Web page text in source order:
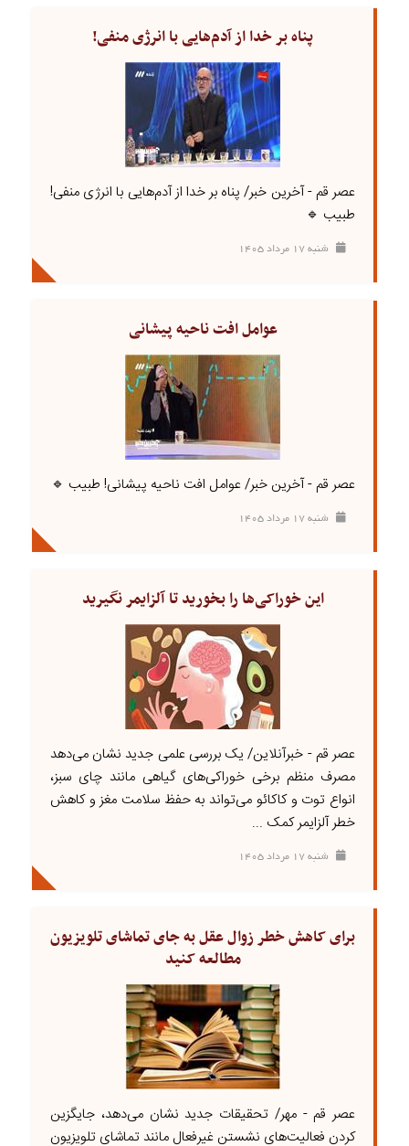
پناه بر خدا از آدم‌هایی با انرژی منفی!
عصر قم - آخرین خبر/ پناه بر خدا از آدم‌هایی با انرژی منفی!
طبیب 🔹
شنبه ۱۷ مرداد ۱۴۰۵
عوامل افت ناحیه پیشانی
عصر قم - آخرین خبر/ عوامل افت ناحیه پیشانی! طبیب 🔹
شنبه ۱۷ مرداد ۱۴۰۵
این خوراکی‌ها را بخورید تا آلزایمر نگیرید
عصر قم - خبرآنلاین/ یک بررسی علمی جدید نشان می‌دهد
مصرف منظم برخی خوراکی‌های گیاهی مانند چای سبز،
انواع توت و کاکائو می‌تواند به حفظ سلامت مغز و کاهش
خطر آلزایمر کمک ...
شنبه ۱۷ مرداد ۱۴۰۵
برای کاهش خطر زوال عقل به جای تماشای تلویزیون
مطالعه کنید
عصر قم - مهر/ تحقیقات جدید نشان می‌دهد، جایگزین
کردن فعالیت‌های نشستن غیرفعال مانند تماشای تلویزیون